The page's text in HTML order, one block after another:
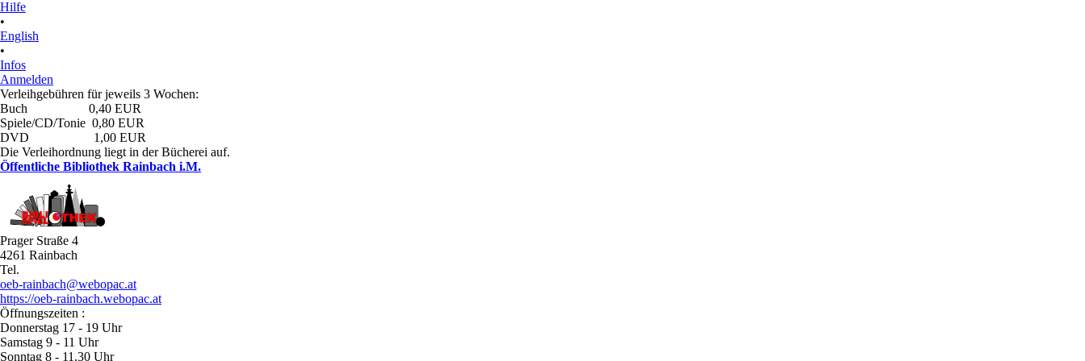
Hilfe
•
English
•
Infos
Anmelden
Verleihgebühren für jeweils 3 Wochen:
Buch 0,40 EUR
Spiele/CD/Tonie 0,80 EUR
DVD 1,00 EUR
Die Verleihordnung liegt in der Bücherei auf.
Öffentliche Bibliothek Rainbach i.M.
Prager Straße 4
4261 Rainbach
Tel.
oeb-rainbach@webopac.at
https://oeb-rainbach.webopac.at
Öffnungszeiten :
Donnerstag 17 - 19 Uhr
Samstag 9 - 11 Uhr
Sonntag 8 - 11.30 Uhr